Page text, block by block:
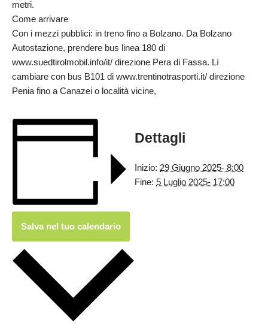
metri.
Come arrivare
Con i mezzi pubblici: in treno fino a Bolzano. Da Bolzano
Autostazione, prendere bus linea 180 di
www.suedtirolmobil.info/it/ direzione Pera di Fassa. Lì
cambiare con bus B101 di www.trentinotrasporti.it/ direzione
Penia fino a Canazei o località vicine,
Salva nel tuo calendario
Dettagli
Inizio: 29 Giugno 2025- 8:00
Fine: 5 Luglio 2025- 17:00